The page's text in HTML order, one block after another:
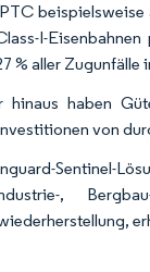
I-
% aller
hinaus haben
von
Sentinel-
,